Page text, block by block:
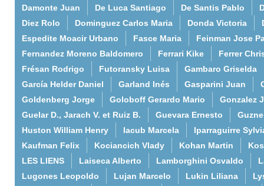
Damonte Juan
De Luca Santiago De Santis Pablo
Diez Rolo
Dominguez Carlos Maria Donda Victoria
Espedite Moacir Urbano
Fasce Maria
Feinman Jose
Fernandez Moreno Baldomero
Ferrari Kike
Ferrer
Frésan Rodrigo
Futoransky Luisa
Gambaro Griselda
García Helder Daniel
Garland Inés Gasparini Juan
Goldenberg Jorge
Goloboff Gerardo Mario
Gonzalez
Guelar D., Jarach V. et Ruiz B.
Guevara Ernesto
Huston William Henry
Iacub Marcela
Iparraguirre
Kaufman Felix
Kociancich Vlady Kohan Martin
LES LIENS
Laiseca Alberto Lamborghini Osvaldo
Lugones Leopoldo
Lujan Marcelo Lukin Liliana